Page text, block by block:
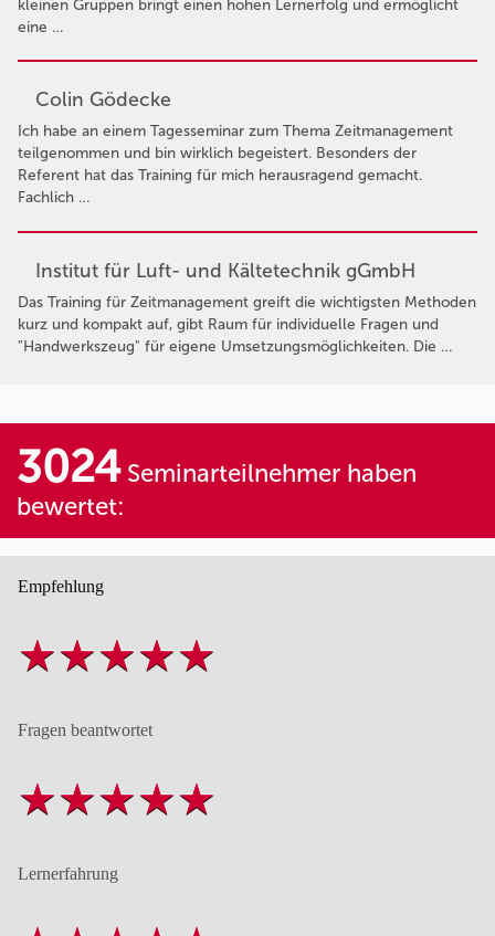
kleinen Gruppen bringt einen hohen Lernerfolg und ermöglicht
eine …
Colin Gödecke
Ich habe an einem Tagesseminar zum Thema Zeitmanagement
teilgenommen und bin wirklich begeistert. Besonders der
Referent hat das Training für mich herausragend gemacht.
Fachlich …
Institut für Luft- und Kältetechnik gGmbH
Das Training für Zeitmanagement greift die wichtigsten Methoden
kurz und kompakt auf, gibt Raum für individuelle Fragen und
"Handwerkszeug" für eigene Umsetzungsmöglichkeiten. Die …
3024Seminarteilnehmer haben
bewertet:
Empfehlung
Fragen beantwortet
Lernerfahrung